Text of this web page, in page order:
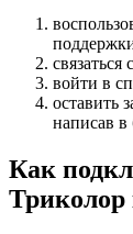
войти в
оставить
написав в
Как
Триколор